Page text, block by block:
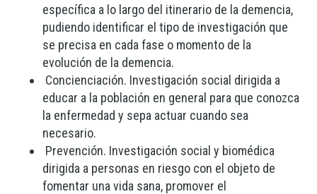
específica a lo largo del itinerario de la demencia,
pudiendo identificar el tipo de investigación que
se precisa en cada fase o momento de la
evolución de la demencia.
Concienciación. Investigación social dirigida a
educar a la población en general para que conozca
la enfermedad y sepa actuar cuando sea
necesario.
Prevención. Investigación social y biomédica
dirigida a personas en riesgo con el objeto de
fomentar una vida sana, promover el